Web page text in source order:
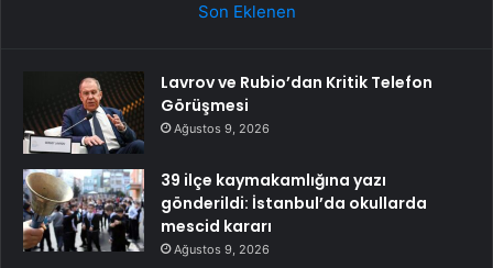
Son Eklenen
Lavrov ve Rubio’dan Kritik Telefon
Görüşmesi
Ağustos 9, 2026
39 ilçe kaymakamlığına yazı
gönderildi: İstanbul’da okullarda
mescid kararı
Ağustos 9, 2026